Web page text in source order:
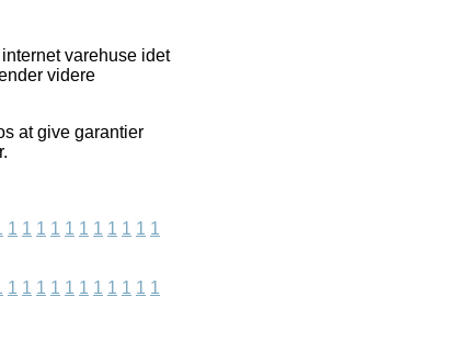
varehuse idet
videre
at give garantier
1 1 1 1 1 1 1 1 1 1 1
1 1 1 1 1 1 1 1 1 1 1